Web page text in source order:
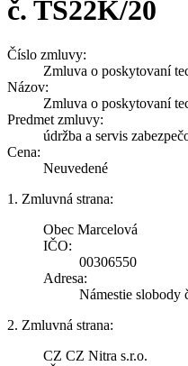
č. TS22K/20
Číslo zmluvy:
Zmluva o poskytovaní
Názov:
Zmluva o poskytovaní
Predmet zmluvy:
údržba a servis
Cena:
Neuvedené
1. Zmluvná strana:
Obec Marcelová
IČO:
00306550
Adresa:
Námestie slobody
2. Zmluvná strana:
CZ CZ Nitra s.r.o.